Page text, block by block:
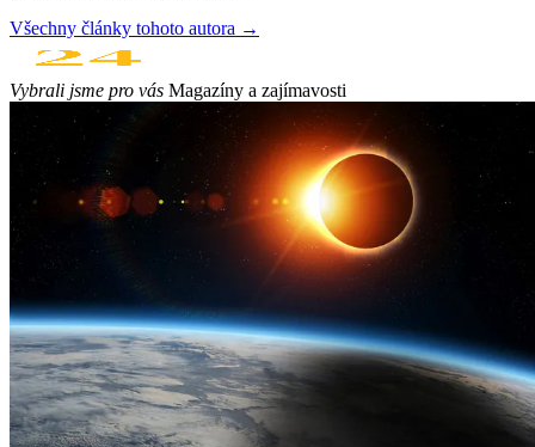
Všechny články tohoto autora →
Vybrali jsme pro vás Magazíny a zajímavosti